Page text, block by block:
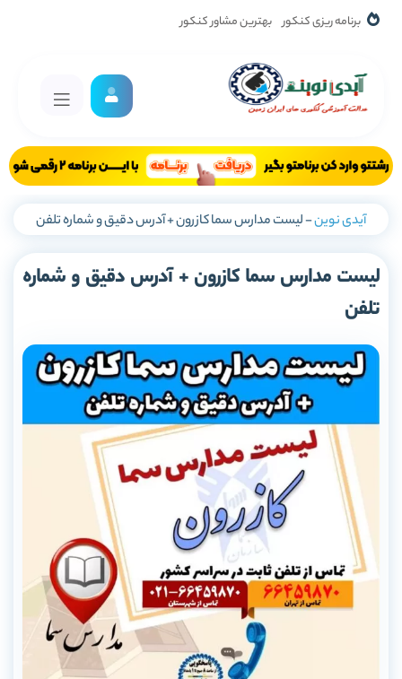
برنامه ریزی کنکور بهترین مشاور کنکور
آیدی نوین-لیست مدارس سما کازرون + آدرس دقیق و شماره تلفن
لیست مدارس سما کازرون + آدرس دقیق و شماره
تلفن